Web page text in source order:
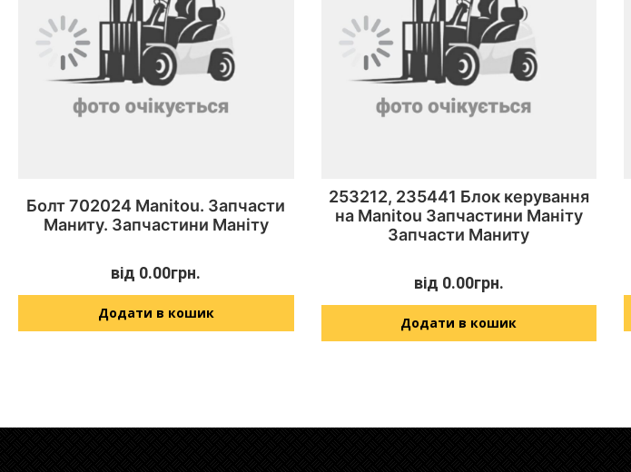
Болт 702024 Manitou. Запчасти
Маниту. Запчастини Маніту
від 0.00грн.
Додати в кошик
253212, 235441 Блок керування
на Manitou Запчастини Маніту
Запчасти Маниту
від 0.00грн.
Додати в кошик